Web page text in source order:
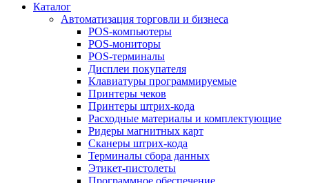
Каталог
Автоматизация торговли и бизнеса
POS-компьютеры
POS-мониторы
POS-терминалы
Дисплеи покупателя
Клавиатуры программируемые
Принтеры чеков
Принтеры штрих-кода
Расходные материалы и комплектующие
Ридеры магнитных карт
Сканеры штрих-кода
Терминалы сбора данных
Этикет-пистолеты
Программное обеспечение